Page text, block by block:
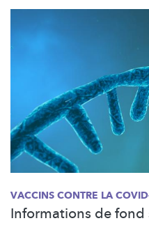
VACCINS CONTRE LA
Informations de fond